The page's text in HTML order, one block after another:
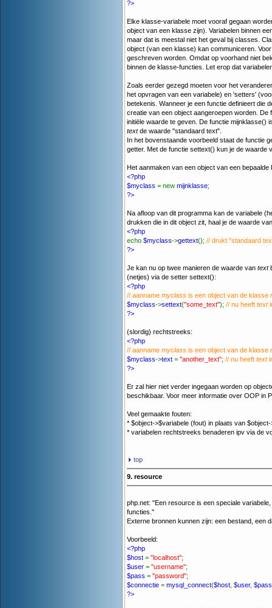
?>
Elke klasse-variabele moet vooraf gegaan
object van een klasse zijn). Variabelen binnen
maar dat is meestal niet het geval bij classes.
object (van een klasse) kan communiceren.
geschreven worden. Omdat op voorhand niet
binnen de klasse-functies. Let erop dat
Zoals eerder gezegd moeten voor het
het opvragen van een variabele) en 'setters'
betekenis. Wanneer je een functie definieert die
creatie van een object aangeroepen worden.
initiële waarde te geven. De functie mijnklasse()
textde waarde "standaard text".
In het bovenstaande voorbeeld staat de functie
getter. Met de functie settext() kun je de waarde
Het aanmaken van een object van een
<?php
$myclass = new mijnklasse;
?>
Na afloop van dit programma kan de variabele
drukken die in dit object zit, haal je de waarde
<?php
echo $myclass->gettext(); // drukt "standaard
?>
Je kan nu op twee manieren de waarde van text
(netjes) via de setter settext():
<?php
// aanname myclass is een object van de klasse
$myclass->settext("some_text"); // nu heeft text
?>
(slordig) rechtstreeks:
<?php
// aanname myclass is een object van de klasse
$myclass->text = "another_text"; // nu heeft text
?>
Er zal hier niet verder ingegaan worden op
beschikbaar. Voor meer informatie over OOP in
Veel gemaakte fouten:
* $object->$variabele (fout) in plaats van
* variabelen rechtstreeks benaderen ipv via de
top
9. resource
php.net: "Een resource is een speciale
functies."
Externe bronnen kunnen zijn: een bestand, een
Voorbeeld:
<?php
$host = "localhost";
$user = "username";
$pass = "password";
$connectie = mysql_connect($host $user, $pass
?>